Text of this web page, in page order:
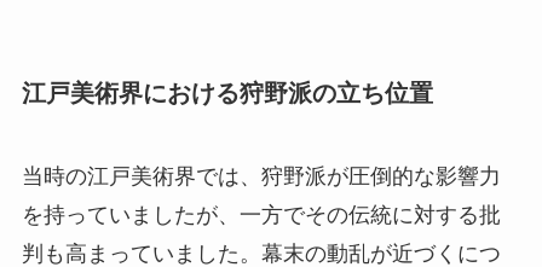
江戸美術界における狩野派の立ち位置
当時の江戸美術界では、狩野派が圧倒的な影響力
を持っていましたが、一方でその伝統に対する批
判も高まっていました。幕末の動乱が近づくにつ